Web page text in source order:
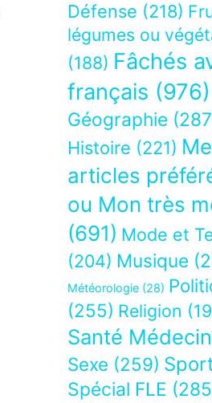
Défense (218)
légumes ou
(188) Fâchés
français (976)
Géographie
Histoire (221)
articles
ou Mon très
(691) Mode et
(204) Musique
Météorologie (28)
(255) Religion
Santé
Sexe (259)
Spécial FLE